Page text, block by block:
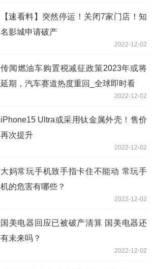
【速看料】突然停运！关闭7家门店！知
名影城申请破产
2022-12-02
传闻燃油车购置税减征政策2023年或将
延期，汽车赛道热度重回_全球即时看
2022-12-02
iPhone15 Ultra或采用钛金属外壳！售价
再次提升
2022-12-02
大妈常玩手机致手指卡住不能动 常玩手
机的危害有哪些？
2022-12-02
国美电器回应已被破产清算 国美电器还
有未来吗？
2022-12-02